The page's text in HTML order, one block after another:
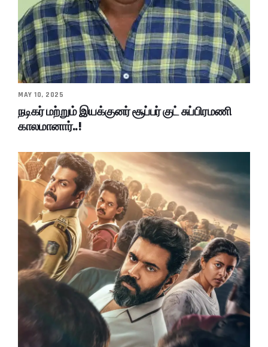
MAY 10, 2025
நடிகர் மற்றும் இயக்குனர் சூப்பர் குட் சுப்பிரமணி
காலமானார்..!